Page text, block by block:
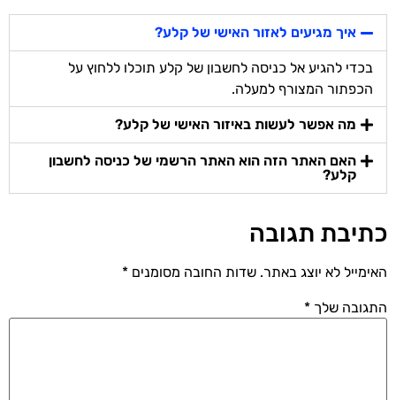
איך מגיעים לאזור האישי של קלע?
בכדי להגיע אל כניסה לחשבון של קלע תוכלו ללחוץ על
הכפתור המצורף למעלה.
מה אפשר לעשות באיזור האישי של קלע?
האם האתר הזה הוא האתר הרשמי של כניסה לחשבון
קלע?
כתיבת תגובה
האימייל לא יוצג באתר. שדות החובה מסומנים *
התגובה שלך *